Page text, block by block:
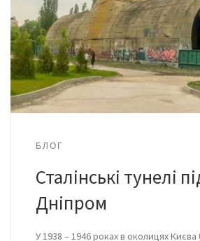
БЛОГ
Сталінські тунелі
Дніпром
У 1938 – 1946 роках в околицях